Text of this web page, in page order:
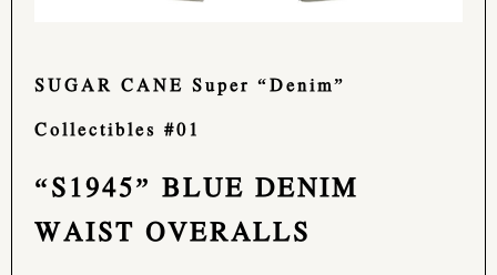
SUGAR CANE Super “Denim”
Collectibles #01
“S1945” BLUE DENIM
WAIST OVERALLS